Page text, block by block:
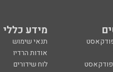
מידע כללי
תנאי שימוש
אודות הרדיו
לוח שידורים